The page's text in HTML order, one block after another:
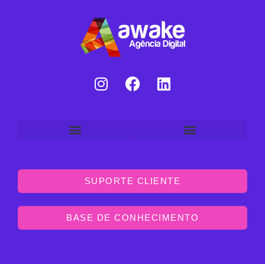
SUPORTE CLIENTE
BASE DE CONHECIMENTO